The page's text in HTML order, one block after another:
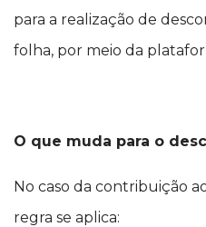
para a realização de
folha, por meio da
O que muda para o
No caso da contribuição
regra se aplica: